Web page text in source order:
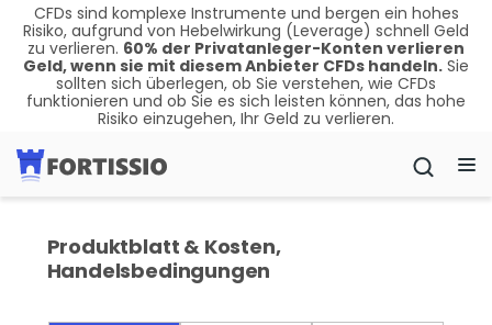
CFDs sind komplexe Instrumente und bergen ein hohes
Risiko, aufgrund von Hebelwirkung (Leverage) schnell Geld
zu verlieren. 60% der Privatanleger-Konten verlieren
Geld, wenn sie mit diesem Anbieter CFDs handeln. Sie
sollten sich überlegen, ob Sie verstehen, wie CFDs
funktionieren und ob Sie es sich leisten können, das hohe
Risiko einzugehen, Ihr Geld zu verlieren.
Produktblatt & Kosten,
Handelsbedingungen